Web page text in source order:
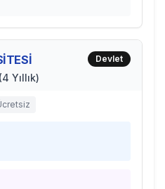
Yıllık)
Devlet